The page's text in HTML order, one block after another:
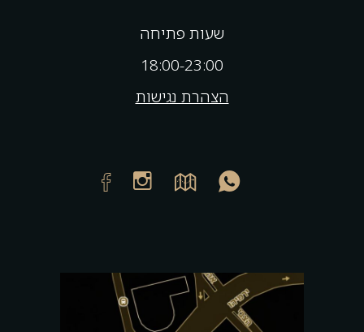
שעות פתיחה
18:00-23:00
הצהרת נגישות